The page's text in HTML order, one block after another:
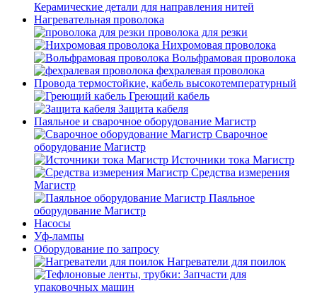
Керамические детали для направления нитей
Нагревательная проволока
проволока для резки
Нихромовая проволока
Вольфрамовая проволока
фехралевая проволока
Провода термостойкие, кабель высокотемпературный
Греющий кабель
Защита кабеля
Паяльное и сварочное оборудование Магистр
Сварочное
оборудование Магистр
Источники тока Магистр
Средства измерения
Магистр
Паяльное
оборудование Магистр
Насосы
Уф-лампы
Оборудование по запросу
Нагреватели для поилок